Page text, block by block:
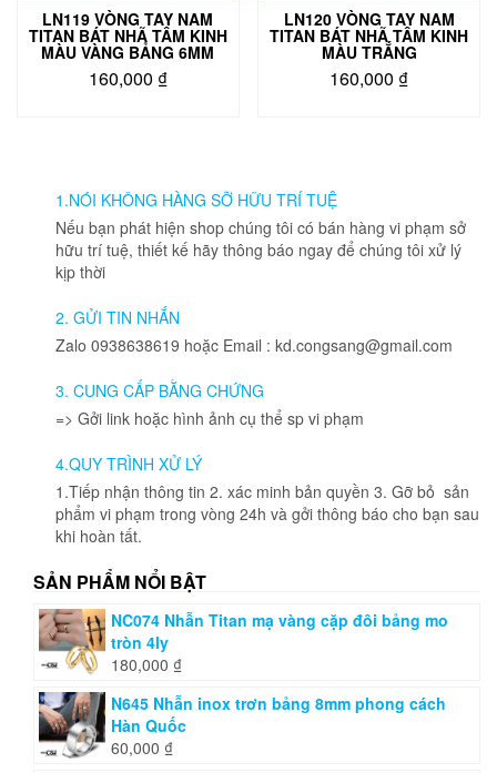
sản
phẩm
sản
phẩm
LN119 VÒNG TAY NAM
TITAN BÁT NHÃ TÂM KINH
MÀU VÀNG BẢNG 6MM
160,000 ₫
nhiều
biến
thể.
Các
chọn
có
thể
được
chọn
trên
sản
phẩm
LN120 VÒNG TAY NAM
TITAN BÁT NHÃ TÂM KINH
MÀU TRẮNG
160,000 ₫
biến
thể.
Các
thể
phẩm
1.NÓI KHÔNG HÀNG SỠ HỮU TRÍ TUỆ
Nếu bạn phát hiện shop chúng tôi có bán hàng vi phạm sở
hữu trí tuệ, thiết kế hãy thông báo ngay để chúng tôi xử lý
kịp thời
2. GỬI TIN NHẮN
Zalo 0938638619 hoặc Email : kd.congsang@gmail.com
3. CUNG CẤP BẰNG CHỨNG
=> Gởi link hoặc hình ảnh cụ thể sp vi phạm
4.QUY TRÌNH XỬ LÝ
1.Tiếp nhận thông tin 2. xác minh bản quyền 3. Gỡ bỏ sản
phẩm vi phạm trong vòng 24h và gởi thông báo cho bạn sau
khi hoàn tất.
SẢN PHẨM NỔI BẬT
NC074 Nhẫn Titan mạ vàng cặp đôi bảng mo
tròn 4ly
180,000 ₫
N645 Nhẫn inox trơn bảng 8mm phong cách
Hàn Quốc
60,000 ₫